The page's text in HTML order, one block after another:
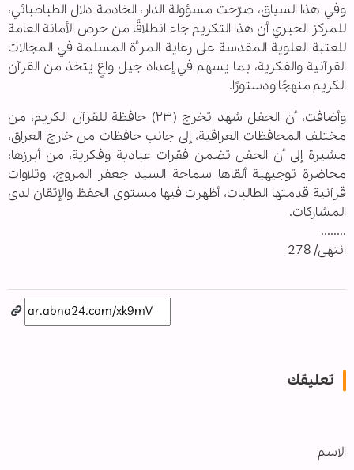
وفي هذا السياق، صرّحت مسؤولة الدار، الخادمة دلال الطباطبائي،
للمركز الخبري أن هذا التكريم جاء انطلاقًا من حرص الأمانة العامة
للعتبة العلوية المقدسة على رعاية المرأة المسلمة في المجالات
القرآنية والفكرية، بما يسهم في إعداد جيل واعٍ يتخذ من القرآن
الكريم منهجًا ودستورًا.
وأضافت، أن الحفل شهد تخرج (٢٣) حافظة للقرآن الكريم، من
مختلف المحافظات العراقية، إلى جانب حافظات من خارج العراق،
مشيرة إلى أن الحفل تضمن فقرات عبادية وفكرية، من أبرزها:
محاضرة توجيهية ألقاها سماحة السيد جعفر المروج، وتلاوات
قرآنية قدمتها الطالبات، أظهرت فيها مستوى الحفظ والإتقان لدى
المشاركات.
........
انتهى/ 278
تعليقك
الاسم